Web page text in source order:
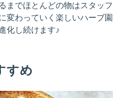
までほとんどの物はスタッフ
変わっていく楽しいハーブ園
化し続けます♪
すめ